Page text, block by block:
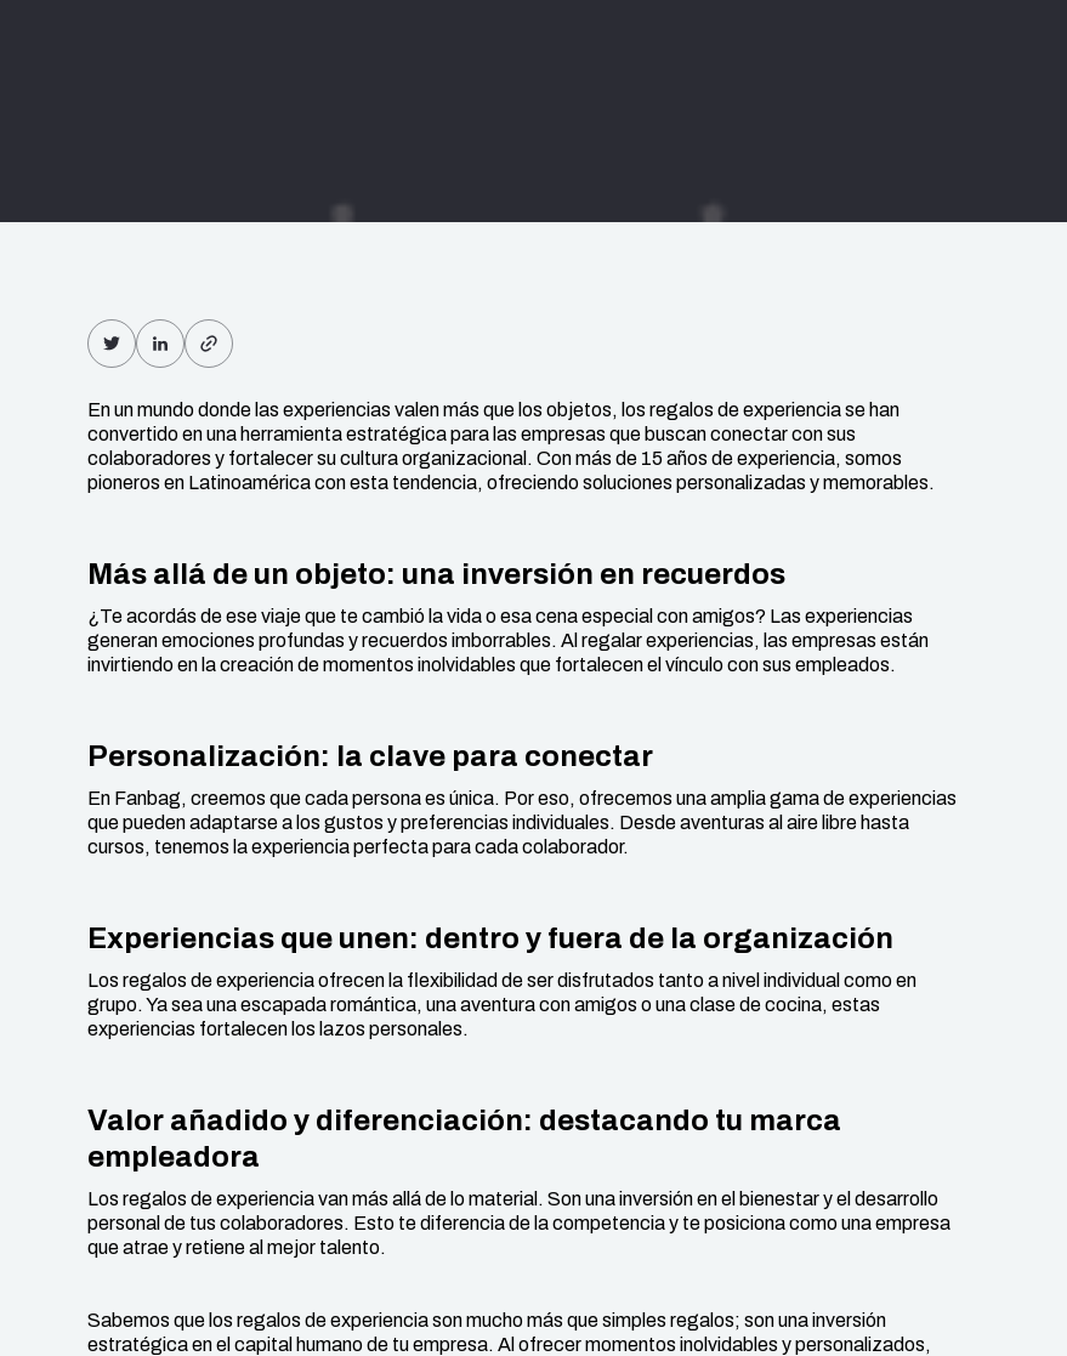
En un mundo donde las experiencias valen más que los objetos, los regalos de experiencia se han
convertido en una herramienta estratégica para las empresas que buscan conectar con sus
colaboradores y fortalecer su cultura organizacional. Con más de 15 años de experiencia, somos
pioneros en Latinoamérica con esta tendencia, ofreciendo soluciones personalizadas y memorables.
Más allá de un objeto: una inversión en recuerdos
¿Te acordás de ese viaje que te cambió la vida o esa cena especial con amigos? Las experiencias
generan emociones profundas y recuerdos imborrables. Al regalar experiencias, las empresas están
invirtiendo en la creación de momentos inolvidables que fortalecen el vínculo con sus empleados.
Personalización: la clave para conectar
En Fanbag, creemos que cada persona es única. Por eso, ofrecemos una amplia gama de experiencias
que pueden adaptarse a los gustos y preferencias individuales. Desde aventuras al aire libre hasta
cursos, tenemos la experiencia perfecta para cada colaborador.
Experiencias que unen: dentro y fuera de la organización
Los regalos de experiencia ofrecen la flexibilidad de ser disfrutados tanto a nivel individual como en
grupo. Ya sea una escapada romántica, una aventura con amigos o una clase de cocina, estas
experiencias fortalecen los lazos personales.
Valor añadido y diferenciación: destacando tu marca
empleadora
Los regalos de experiencia van más allá de lo material. Son una inversión en el bienestar y el desarrollo
personal de tus colaboradores. Esto te diferencia de la competencia y te posiciona como una empresa
que atrae y retiene al mejor talento.
Sabemos que los regalos de experiencia son mucho más que simples regalos; son una inversión
estratégica en el capital humano de tu empresa. Al ofrecer momentos inolvidables y personalizados,